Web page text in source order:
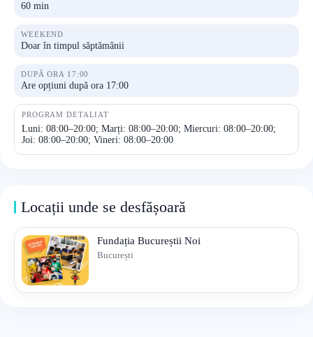
60 min
WEEKEND
Doar în timpul săptămânii
DUPĂ ORA 17:00
Are opțiuni după ora 17:00
PROGRAM DETALIAT
Luni: 08:00–20:00; Marți: 08:00–20:00; Miercuri: 08:00–20:00;
Joi: 08:00–20:00; Vineri: 08:00–20:00
Locații unde se desfășoară
Fundația Bucureștii Noi
București